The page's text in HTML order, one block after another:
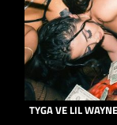
TYGA VE LIL